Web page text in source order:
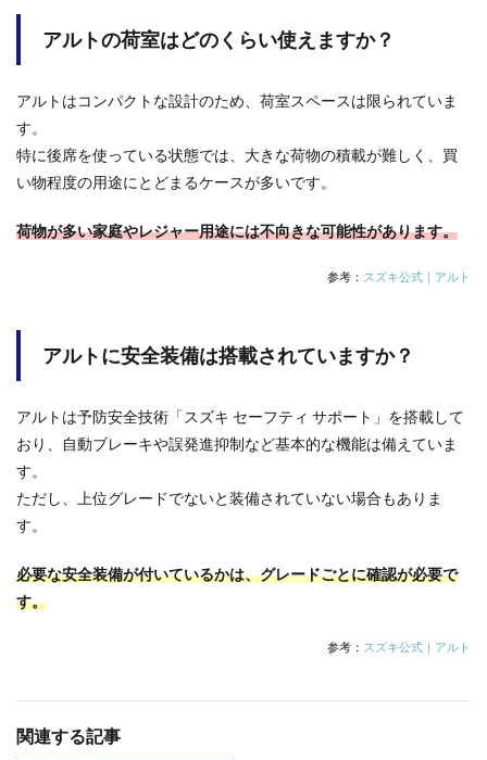
アルトの荷室はどのくらい使えますか？
アルトはコンパクトな設計のため、荷室スペースは限られていま
す。
特に後席を使っている状態では、大きな荷物の積載が難しく、買
い物程度の用途にとどまるケースが多いです。
荷物が多い家庭やレジャー用途には不向きな可能性があります。
参考： スズキ公式｜アルト
アルトに安全装備は搭載されていますか？
アルトは予防安全技術「スズキ セーフティ サポート」を搭載して
おり、自動ブレーキや誤発進抑制など基本的な機能は備えていま
す。
ただし、上位グレードでないと装備されていない場合もありま
す。
必要な安全装備が付いているかは、グレードごとに確認が必要で
す。
参考： スズキ公式｜アルト
関連する記事